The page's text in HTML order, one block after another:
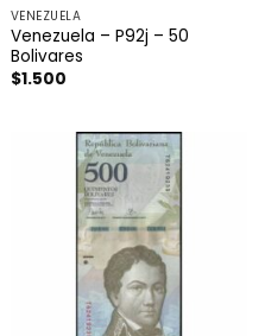
VENEZUELA
Venezuela – P92j – 50
Bolivares
$1.500